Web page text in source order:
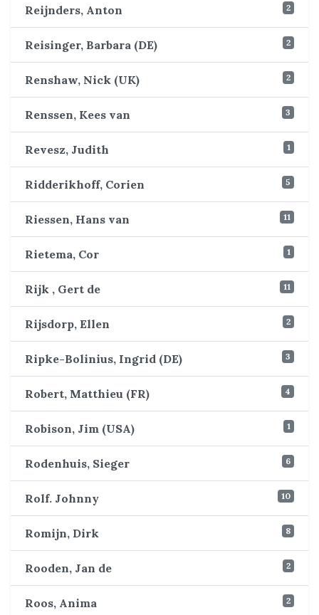
Reijnders, Anton 2
Reisinger, Barbara (DE) 2
Renshaw, Nick (UK) 2
Renssen, Kees van 3
Revesz, Judith 1
Ridderikhoff, Corien 5
Riessen, Hans van 11
Rietema, Cor 1
Rijk , Gert de 11
Rijsdorp, Ellen 2
Ripke-Bolinius, Ingrid (DE) 3
Robert, Matthieu (FR) 4
Robison, Jim (USA) 1
Rodenhuis, Sieger 6
Rolf. Johnny 10
Romijn, Dirk 8
Rooden, Jan de 2
Roos, Anima 2